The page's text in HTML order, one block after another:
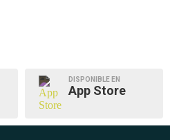
DISPONIBLE EN
App Store